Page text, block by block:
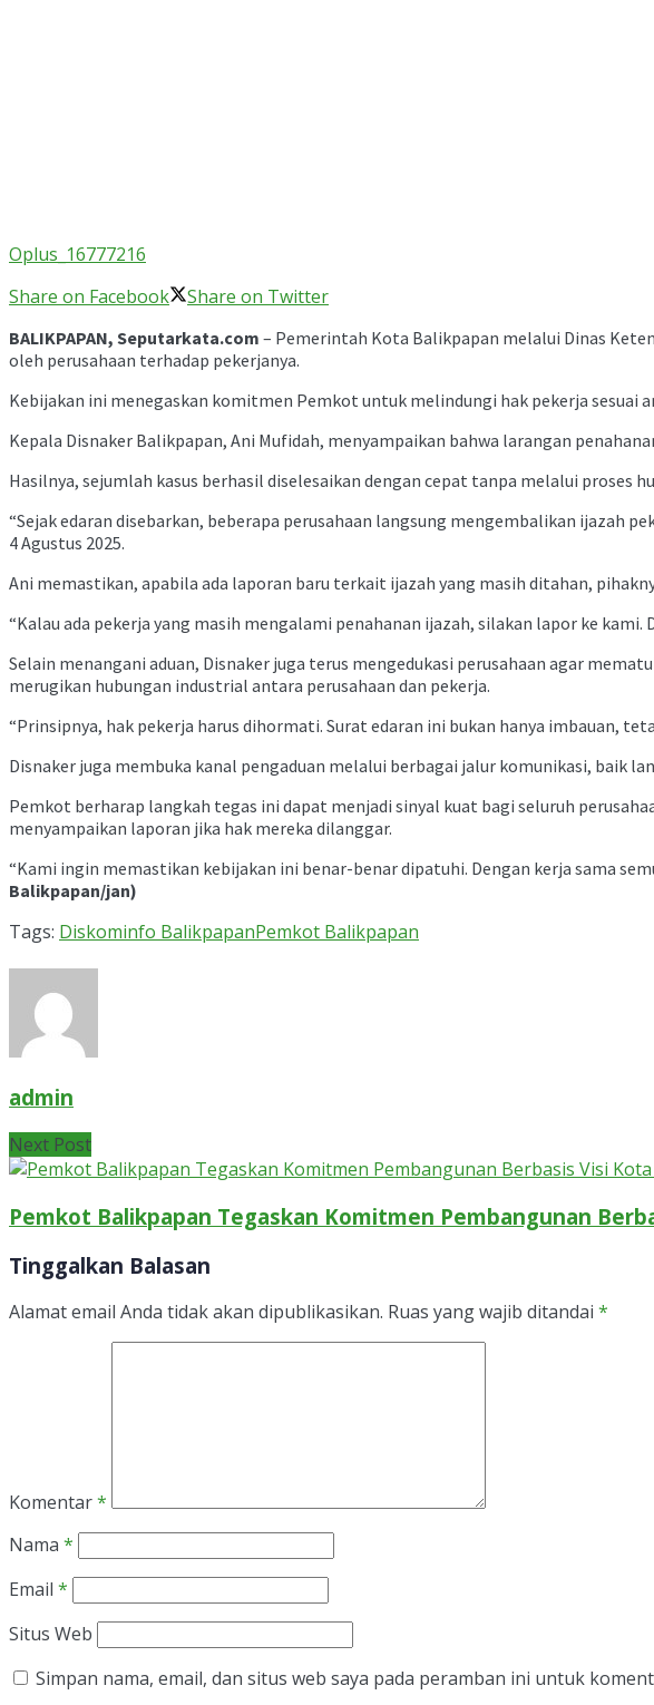
Oplus_16777216
Share on Facebook
Share on Twitter
BALIKPAPAN, Seputarkata.com – Pemerintah Kota Balikpapan melalui Dinas
oleh perusahaan terhadap pekerjanya.
Kebijakan ini menegaskan komitmen Pemkot untuk melindungi hak pekerja sesuai
Kepala Disnaker Balikpapan, Ani Mufidah, menyampaikan bahwa larangan
Hasilnya, sejumlah kasus berhasil diselesaikan dengan cepat tanpa melalui proses
“Sejak edaran disebarkan, beberapa perusahaan langsung mengembalikan ijazah
4 Agustus 2025.
Ani memastikan, apabila ada laporan baru terkait ijazah yang masih ditahan,
“Kalau ada pekerja yang masih mengalami penahanan ijazah, silakan lapor ke
Selain menangani aduan, Disnaker juga terus mengedukasi perusahaan agar
merugikan hubungan industrial antara perusahaan dan pekerja.
“Prinsipnya, hak pekerja harus dihormati. Surat edaran ini bukan hanya imbauan,
Disnaker juga membuka kanal pengaduan melalui berbagai jalur komunikasi, baik
Pemkot berharap langkah tegas ini dapat menjadi sinyal kuat bagi seluruh
menyampaikan laporan jika hak mereka dilanggar.
“Kami ingin memastikan kebijakan ini benar-benar dipatuhi. Dengan kerja sama
Balikpapan/jan)
Tags: Diskominfo BalikpapanPemkot Balikpapan
admin
Next Post
Pemkot Balikpapan Tegaskan Komitmen Pembangunan
Tinggalkan Balasan
Alamat email Anda tidak akan dipublikasikan. Ruas yang wajib ditandai *
Komentar*
Nama *
Email *
Situs Web
Simpan nama, email, dan situs web saya pada peramban ini untuk